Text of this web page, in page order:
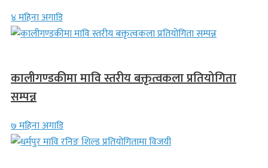
४ महिना अगाडि
कालीगण्डकीमा मावि स्तरीय बक्तृत्वकला प्रतियोगिता
सम्पन्न
७ महिना अगाडि